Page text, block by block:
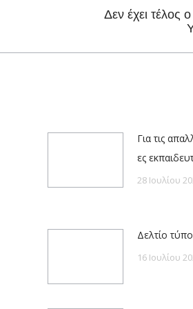
Δεν έχει τέλος
Για τις
ες
28 Ιουλίου
Δελτίο
16 Ιουλίου